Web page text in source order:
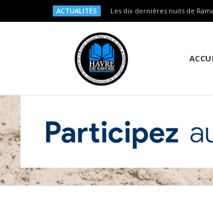
ACTUALITÉS Les dix dernières nuits de